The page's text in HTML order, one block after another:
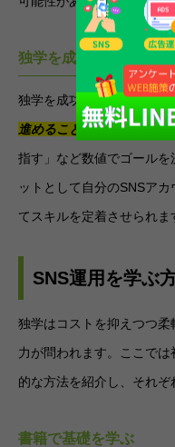
独学を成功させるための
独学を成功させるには、
進めることが大切
です。例
指す」など数値でゴール
ットとして自分のSNSア
てスキルを定着させられま
SNS運用を学ぶ
独学はコストを抑えつつ
力が問われます。ここで
的な方法を紹介し、それぞ
書籍で基礎を学ぶ